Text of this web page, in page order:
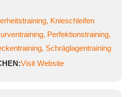
, Knieschleifen
, Perfektionstraining,
, Schräglagentraining
Visit Website